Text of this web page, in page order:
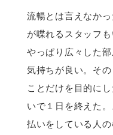
流暢とは言えなか
が喋れるスタッフ
やっぱり広々した
気持ちが良い。そ
ことだけを目的に
いで１日を終えた
払いをしている人